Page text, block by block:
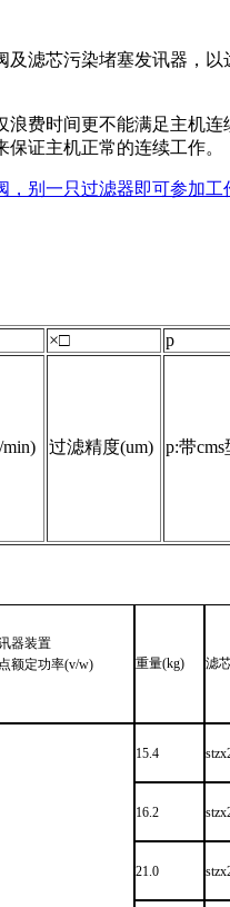
及滤芯污染堵塞发讯器，以
浪费时间更不能满足主机连
证主机正常的连续工作。
，别一只过滤器即可参加工
×□ p
过滤精度(um) p:带
器装置
额定功率(v/w) 重量(kg)
滤
15.4
16.2
21.0